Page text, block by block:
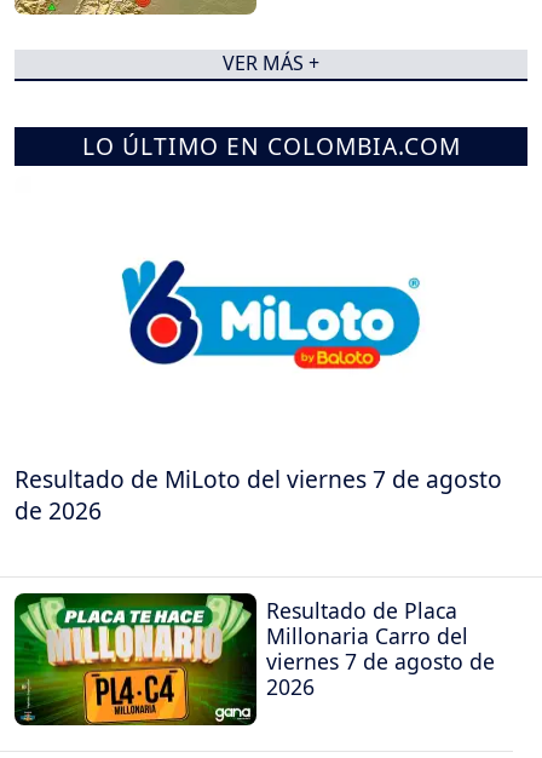
VER MÁS +
LO ÚLTIMO EN COLOMBIA.COM
Resultado de MiLoto del viernes 7 de agosto
de 2026
Resultado de Placa
Millonaria Carro del
viernes 7 de agosto de
2026